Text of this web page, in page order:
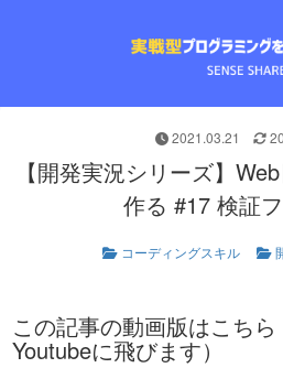
2021.03.21
【開発実況シリーズ】
作る #17 検証
コーディングスキル
この記事の動画版はこち
Youtubeに飛びます）